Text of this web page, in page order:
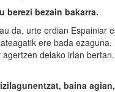
berezi bezain bakarra.
da, urte erdian Espainiar
ere bada
delako irlan
baina